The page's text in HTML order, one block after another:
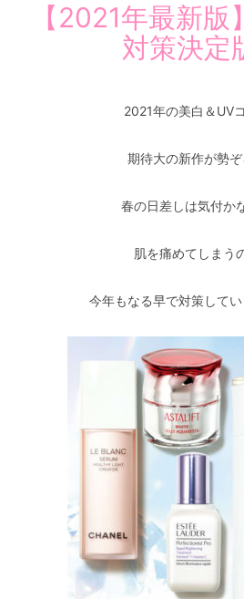
【2021年最新
対策決
2021年の美白＆UV
期待大の新作が勢ぞ
春の日差しは気付か
肌を痛めてしまう
今年もなる早で対策してい